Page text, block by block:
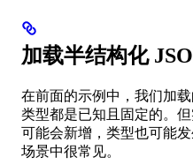
加载半结构化
在前面的示例中，我们加
类型都是已知且固定的。
可能会新增，类型也可能
场景中很常见。